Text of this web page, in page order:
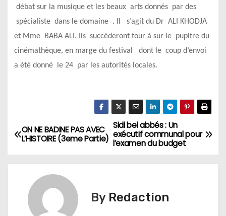
débat sur la musique et les beaux arts donnés par des
spécialiste dans le domaine . Il s’agit du Dr ALI KHODJA
et Mme BABA ALI. Ils succéderont tour à sur le pupitre du
cinémathèque, en marge du festival dont le coup d’envoi
a été donné le 24 par les autorités locales.
N
Sidi bel abbés : Un
exécutif communal pour
l’examen du budget
ON NE BADINE PAS AVEC
L’HISTOIRE (3eme Partie)
By Redaction